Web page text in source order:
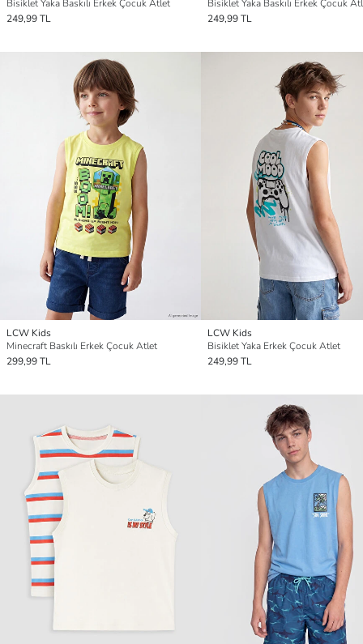
Bisiklet Yaka Baskılı Erkek Çocuk Atlet
249,99 TL
Bisiklet Yaka Baskılı Erkek Çocuk
249,99 TL
LCW Kids
Minecraft Baskılı Erkek Çocuk Atlet
299,99 TL
LCW Kids
Bisiklet Yaka Erkek Çocuk Atlet
249,99 TL